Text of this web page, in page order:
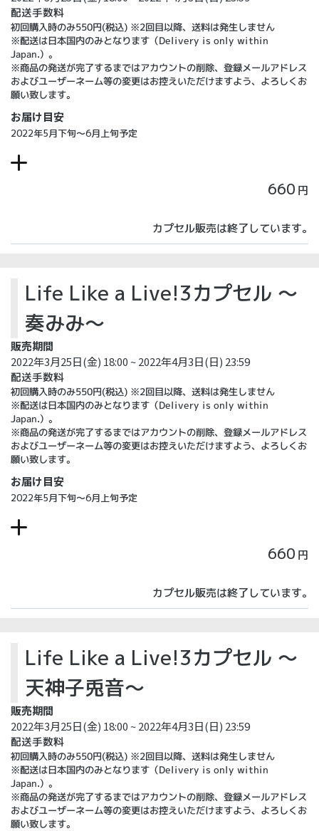
配送手数料
初回購入時のみ550円(税込) ※2回目以降、送料は発生しません
※配送は日本国内のみとなります（Delivery is only within
Japan.）。
※商品の発送が完了するまではアカウントの削除、登録メールアドレス
およびユーザーネーム等の変更はお控えいただけますよう、よろしくお
願い致します。
お届け目安
2022年5月下旬～6月上旬予定
660 円
カプセル販売は終了しています。
Life Like a Live!3カプセル ～
奏みみ～
販売期間
2022年3月25日(金) 18:00 ~ 2022年4月3日(日) 23:59
配送手数料
初回購入時のみ550円(税込) ※2回目以降、送料は発生しません
※配送は日本国内のみとなります（Delivery is only within
Japan.）。
※商品の発送が完了するまではアカウントの削除、登録メールアドレス
およびユーザーネーム等の変更はお控えいただけますよう、よろしくお
願い致します。
お届け目安
2022年5月下旬～6月上旬予定
660 円
カプセル販売は終了しています。
Life Like a Live!3カプセル ～
天神子兎音～
販売期間
2022年3月25日(金) 18:00 ~ 2022年4月3日(日) 23:59
配送手数料
初回購入時のみ550円(税込) ※2回目以降、送料は発生しません
※配送は日本国内のみとなります（Delivery is only within
Japan.）。
※商品の発送が完了するまではアカウントの削除、登録メールアドレス
およびユーザーネーム等の変更はお控えいただけますよう、よろしくお
願い致します。